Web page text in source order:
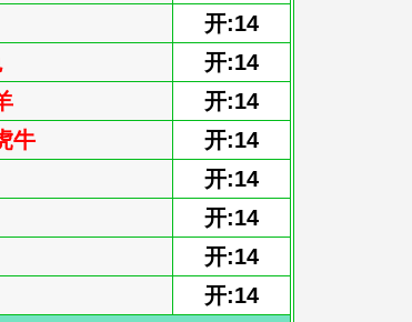
开:14
开:14
开:14
牛
开:14
开:14
开:14
开:14
开:14